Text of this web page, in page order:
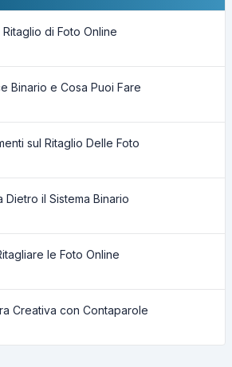
di Foto Online
Binario e Cosa Puoi Fare
sul Ritaglio Delle Foto
Dietro il Sistema Binario
le Foto Online
Creativa con Contaparole